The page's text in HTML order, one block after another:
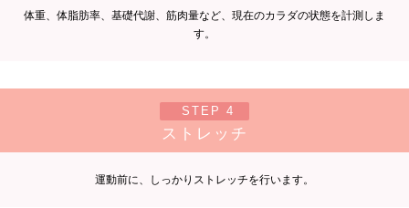
体重、体脂肪率、基礎代謝、筋肉量など、現在のカラダの状態を計測しま
す。
STEP 4
ストレッチ
運動前に、しっかりストレッチを行います。